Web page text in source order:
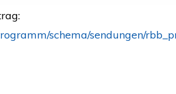
schema/sendungen/